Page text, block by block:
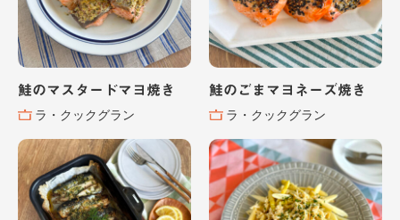
鮭のマスタードマヨ焼き
ラ・クックグラン
鮭のごまマヨネーズ焼き
ラ・クックグラン